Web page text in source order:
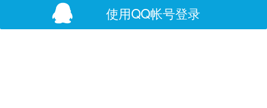
使用QQ帐号登录